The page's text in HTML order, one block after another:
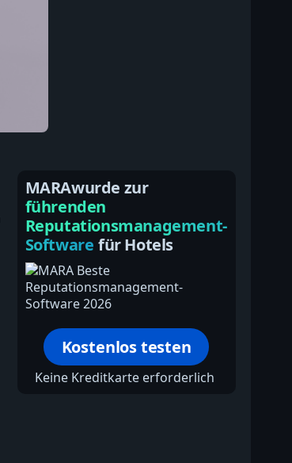
MARAwurde zur
führenden
Reputationsmanagement-
Software für Hotels
Kostenlos testen
Keine Kreditkarte erforderlich